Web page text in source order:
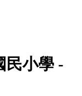
民小學 -